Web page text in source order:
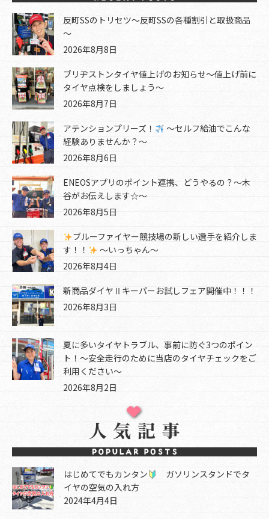
反町SSのトリセツ～反町SSの各種割引と取扱商品
～
2026年8月8日
ブリヂストンタイヤ値上げのお知らせ～値上げ前に
タイヤ点検をしましょう～
2026年8月7日
アテンションプリーズ！
～セルフ給油でこんな
経験ありませんか？～
2026年8月6日
ENEOSアプリのポイント連携、どうやるの？～木
谷がお伝えします☆～
2026年8月5日
ブルーファイヤー競技場の新しい選手を紹介しま
す！！
～いっちゃん～
2026年8月4日
新商品ダイヤⅡキーパーお試しフェア開催中！！！
2026年8月3日
夏に多いタイヤトラブル、事前に防ぐ3つのポイン
ト！～安全走行のために当店のタイヤチェックをご
利用ください～
2026年8月2日
はじめてでもカンタン
ガソリンスタンドでタ
イヤの空気の入れ方
2024年4月4日